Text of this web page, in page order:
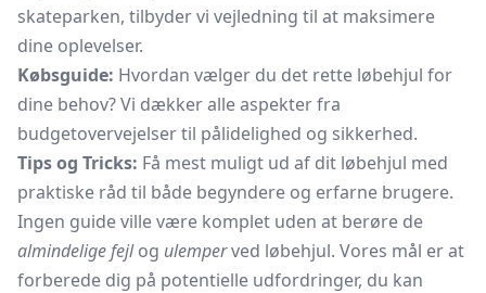
skateparken, tilbyder vi vejledning til at maksimere
dine oplevelser.
Købsguide: Hvordan vælger du det rette løbehjul for
dine behov? Vi dækker alle aspekter fra
budgetovervejelser til pålidelighed og sikkerhed.
Tips og Tricks: Få mest muligt ud af dit løbehjul med
praktiske råd til både begyndere og erfarne brugere.
Ingen guide ville være komplet uden at berøre de
almindelige fejlog ulemperved løbehjul. Vores mål er at
forberede dig på potentielle udfordringer, du kan